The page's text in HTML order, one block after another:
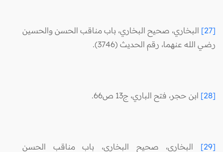
[27]
البخاري، صحيح البخاري، باب مناقب الحسن والحسين
رضي الله عنهما، رقم الحديث (3746).
[28] ابن حجر، فتح الباري، ج13 ص66.
[29]
البخاري، صحيح البخاري، باب مناقب الحسن